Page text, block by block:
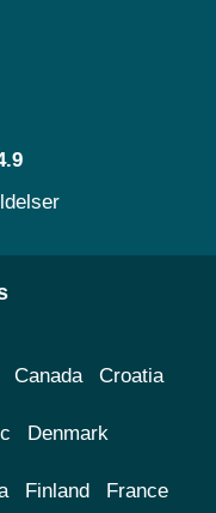
Canada Croatia
Denmark
Finland France